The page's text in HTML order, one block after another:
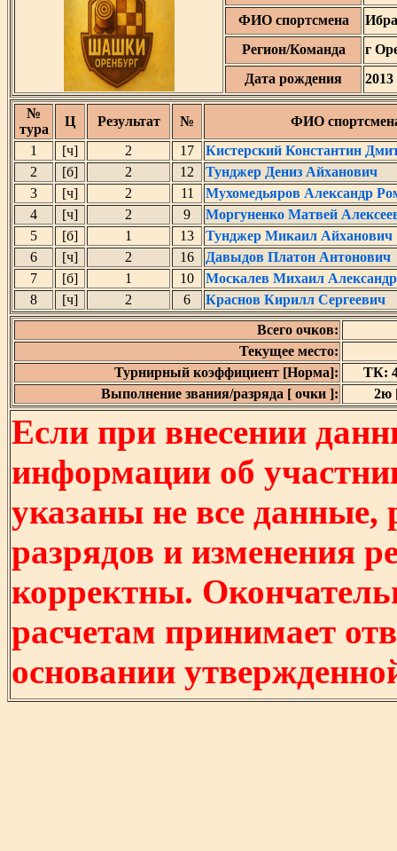
ФИО спортсмена
Регион/Команда
г
Дата рождения
2013
№
тура
Ц Результат №
ФИО
1
[ч] 2 17
Кистерский Константин
2
[б] 2 12
Тунджер Дениз Айханович
3
[ч] 2 11
Мухомедьяров Александр
4
[ч] 2 9
Моргуненко Матвей
5
[б] 1 13
Тунджер Микаил Айханович
6
[ч] 2 16
Давыдов Платон Антонович
7
[б] 1 10
Москалев Михаил
8
[ч] 2 6
Краснов Кирилл Сергеевич
Всего очков:
Текущее место:
Турнирный коэффициент [Норма]:
ТК:
Выполнение звания/разряда [ очки ]:
2ю
Если при внесении
информации об
указаны не все
разрядов и изменения
корректны.
расчетам принимает
основании